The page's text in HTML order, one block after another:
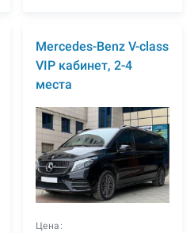
Mercedes-Benz V-class
VIP кабинет, 2-4
места
Цена: